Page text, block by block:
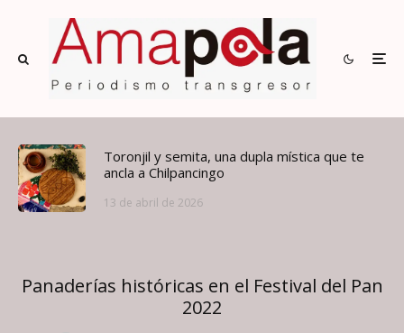
Toronjil y semita, una dupla mística que te
ancla a Chilpancingo
13 de abril de 2026
Panaderías históricas en el Festival del Pan
2022